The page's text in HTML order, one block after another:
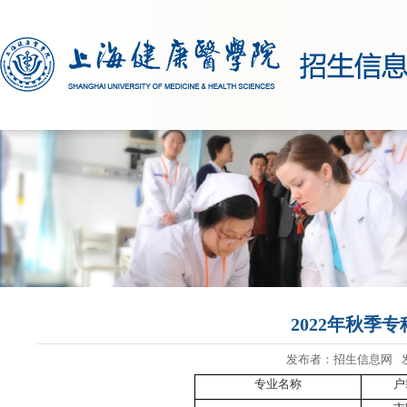
2022年秋季
发布者：招生信息网
专业名称